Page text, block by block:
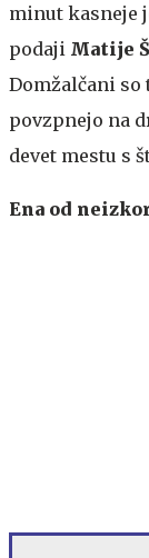
minut kasneje
podaji Matije
Domžalčani so
povzpnejo na
devet mestu s
Ena od